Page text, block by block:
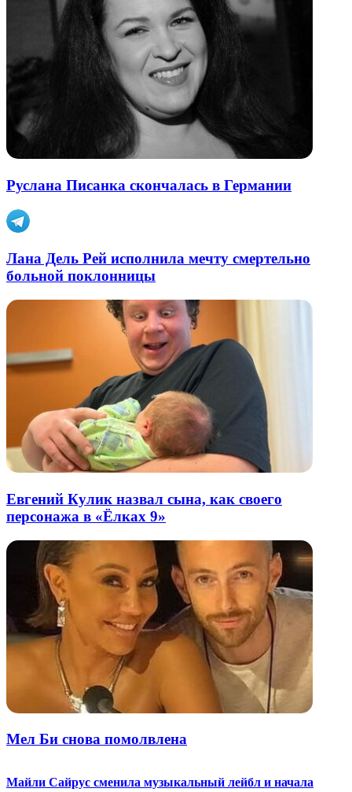
Руслана Писанка скончалась в Германии
Лана Дель Рей исполнила мечту смертельно
больной поклонницы
Евгений Кулик назвал сына, как своего
персонажа в «Ёлках 9»
Мел Би снова помолвлена
Майли Сайрус сменила музыкальный лейбл и начала